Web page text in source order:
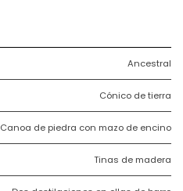
Ancestral
Cónico de tierra
Canoa de piedra con mazo de encino
Tinas de madera